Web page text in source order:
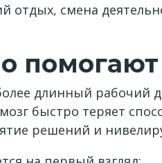
отдых, смена
помогают
длинный рабочий
быстро теряет
решений и